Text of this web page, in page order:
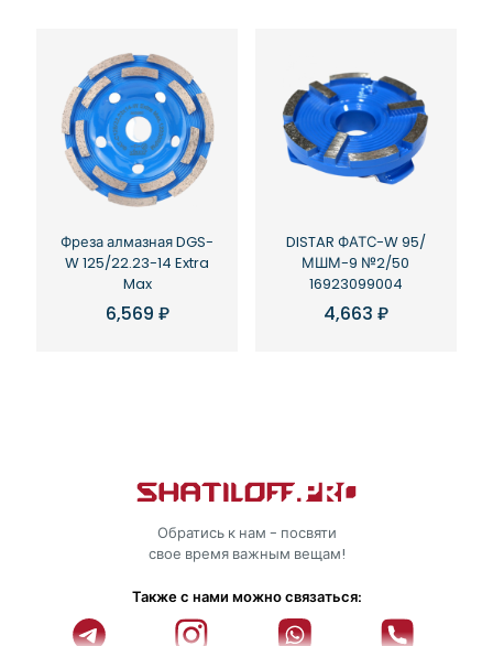
Фреза алмазная DGS-
W 125/22.23-14 Extra
Max
6,569 ₽
DISTAR ФАТС-W 95/
МШМ-9 №2/50
16923099004
4,663 ₽
Обратись к нам - посвяти
свое время важным вещам!
Также с нами можно связаться: